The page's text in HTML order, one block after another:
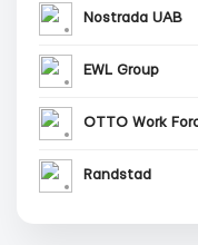
Nostrada UAB
EWL Group
OTTO Work
Randstad